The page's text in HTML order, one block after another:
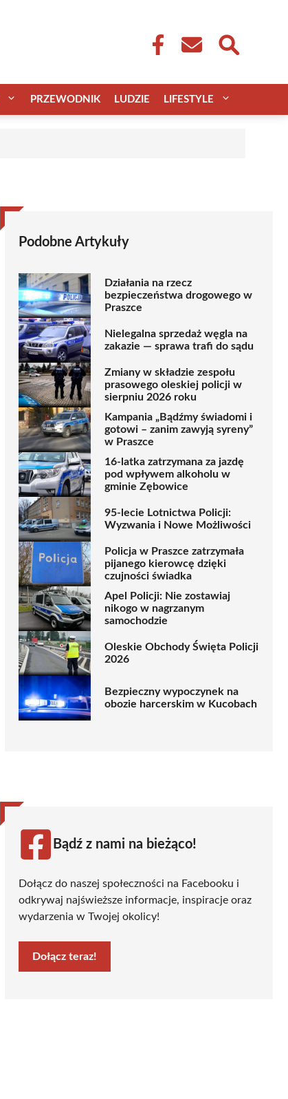
PRZEWODNIK LUDZIE LIFESTYLE
Podobne Artykuły
Działania na rzecz
bezpieczeństwa drogowego w
Praszce
Nielegalna sprzedaż węgla na
zakazie — sprawa trafi do sądu
Zmiany w składzie zespołu
prasowego oleskiej policji w
sierpniu 2026 roku
Kampania „Bądźmy świadomi i
gotowi – zanim zawyją syreny”
w Praszce
16-latka zatrzymana za jazdę
pod wpływem alkoholu w
gminie Zębowice
95-lecie Lotnictwa Policji:
Wyzwania i Nowe Możliwości
Policja w Praszce zatrzymała
pijanego kierowcę dzięki
czujności świadka
Apel Policji: Nie zostawiaj
nikogo w nagrzanym
samochodzie
Oleskie Obchody Święta Policji
2026
Bezpieczny wypoczynek na
obozie harcerskim w Kucobach
Bądź z nami na bieżąco!
Dołącz do naszej społeczności na Facebooku i
odkrywaj najświeższe informacje, inspiracje oraz
wydarzenia w Twojej okolicy!
Dołącz teraz!